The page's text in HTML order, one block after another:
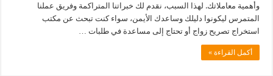
وأهمية معاملاتك. لهذا السبب، نقدم لك خبراتنا المتراكمة وفريق عملنا
المتمرس ليكونوا دليلك وساعدك الأيمن، سواء كنت تبحث عن مكتب
استخراج تصريح زواج أو تحتاج إلى مساعدة في طلبات …
أكمل القراءة »